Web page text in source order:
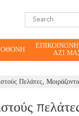
ΟΘΌΝΗ
ΑΖΊ
Πελάτες,